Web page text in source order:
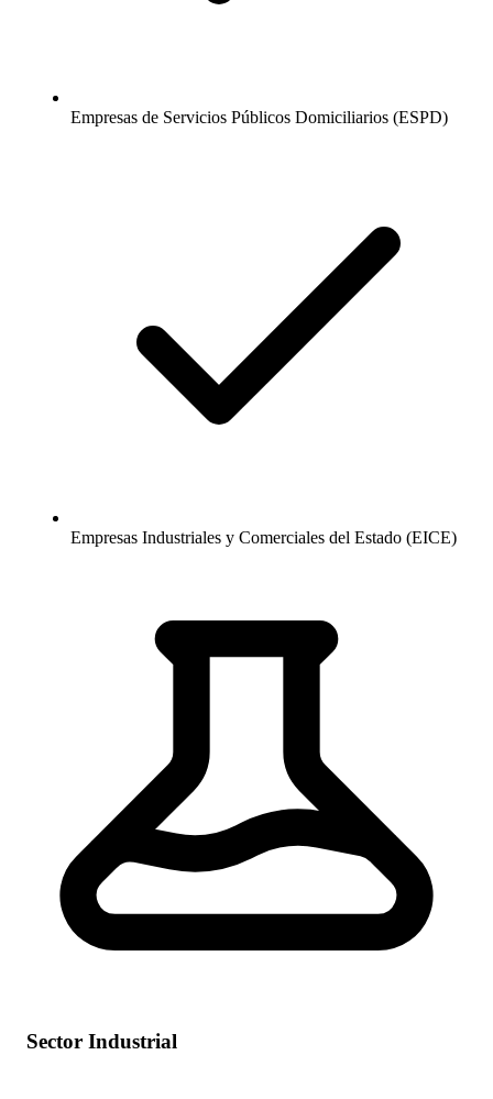
Empresas de Servicios Públicos Domiciliarios (ESPD)
Empresas Industriales y Comerciales del Estado (EICE)
Sector Industrial